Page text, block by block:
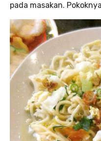
pada masakan.